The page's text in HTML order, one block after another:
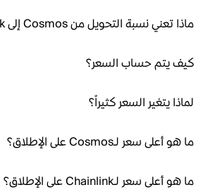
ماذا تعني نسبة التحويل من Cosmos إلى Chainlink؟
كيف يتم حساب السعر؟
لماذا يتغير السعر كثيراً؟
ما هو أعلى سعر لـCosmos على الإطلاق؟
ما هو أعلى سعر لـChainlink على الإطلاق؟